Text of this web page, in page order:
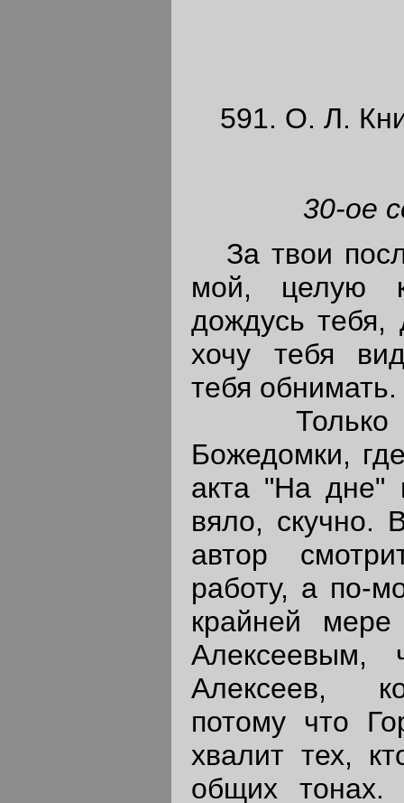
591. О. Л.
30-ое
За твои
мой, целую
дождусь тебя,
хочу тебя
тебя обнимать.
Только
Божедомки,
акта "На дне"
вяло, скучно.
автор
работу, а по-
крайней
Алексеевым,
Алексеев,
потому что
хвалит тех,
общих тонах.